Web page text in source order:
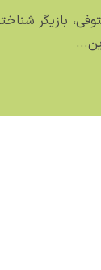
بازیگر